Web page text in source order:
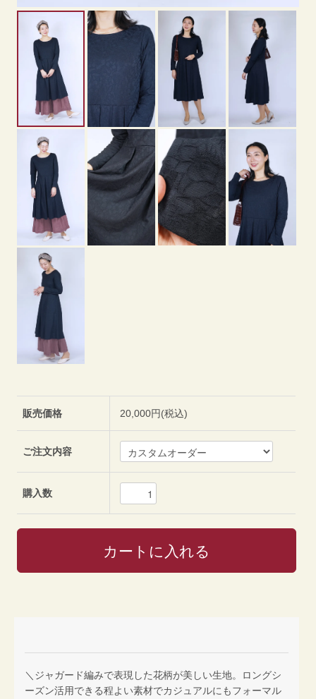
販売価格 20,000円(税込)
ご注文内容
購入数
＼ジャガード編みで表現した花柄が美しい生地。ロングシ
ーズン活用できる程よい素材でカジュアルにもフォーマル